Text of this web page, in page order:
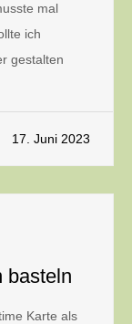
mal
ich
gestalten
17. Juni 2023
basteln
Karte als